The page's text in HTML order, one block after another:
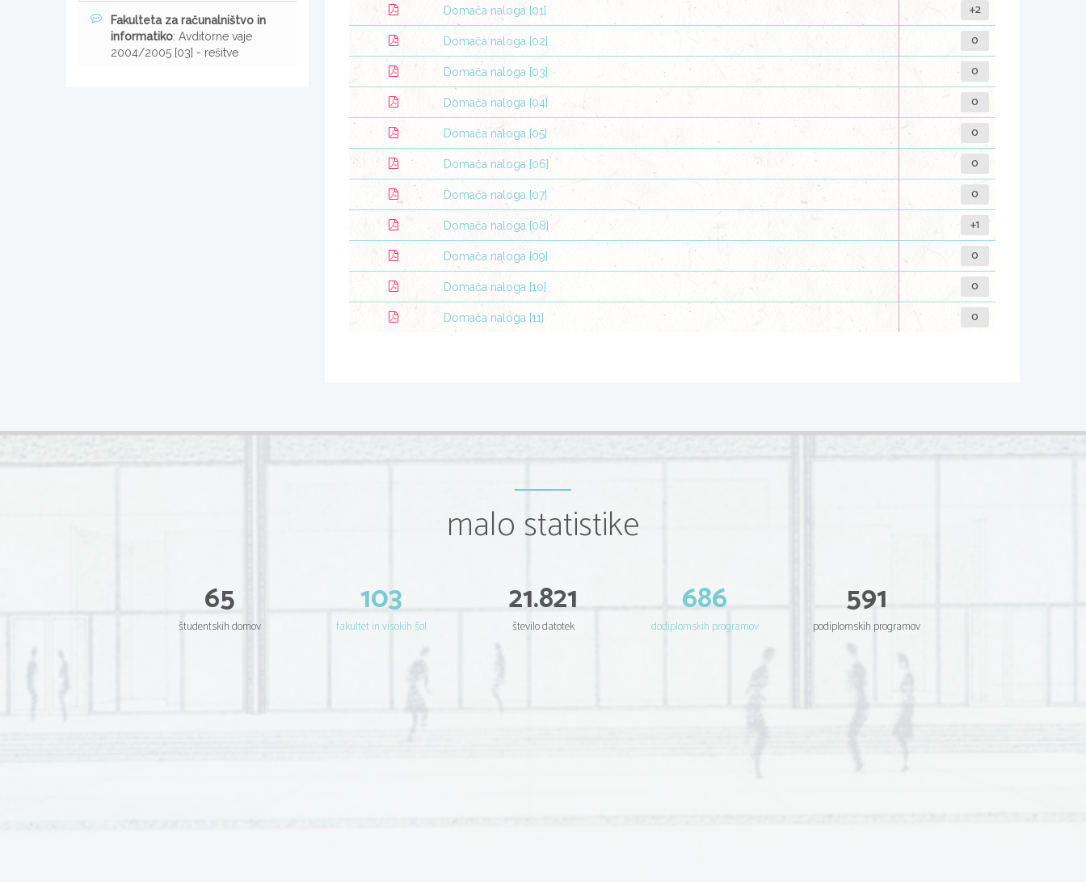
Domača naloga [01] +2
Domača naloga [02] 0
Domača naloga [03] 0
Domača naloga [04] 0
Domača naloga [05] 0
Domača naloga [06] 0
Domača naloga [07] 0
Domača naloga [08] +1
Domača naloga [09] 0
Domača naloga [10] 0
Domača naloga [11] 0
Fakulteta za računalništvo in
informatiko: Avditorne vaje
2004/2005 [03] - rešitve
malo statistike
65
študentskih domov
103
fakultet in visokih šol
21.821
število datotek
686
dodiplomskih programov
591
podiplomskih programov